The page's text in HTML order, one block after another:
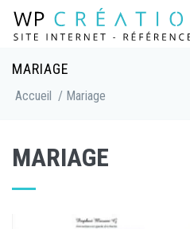
MARIAGE
Accueil / Mariage
MARIAGE